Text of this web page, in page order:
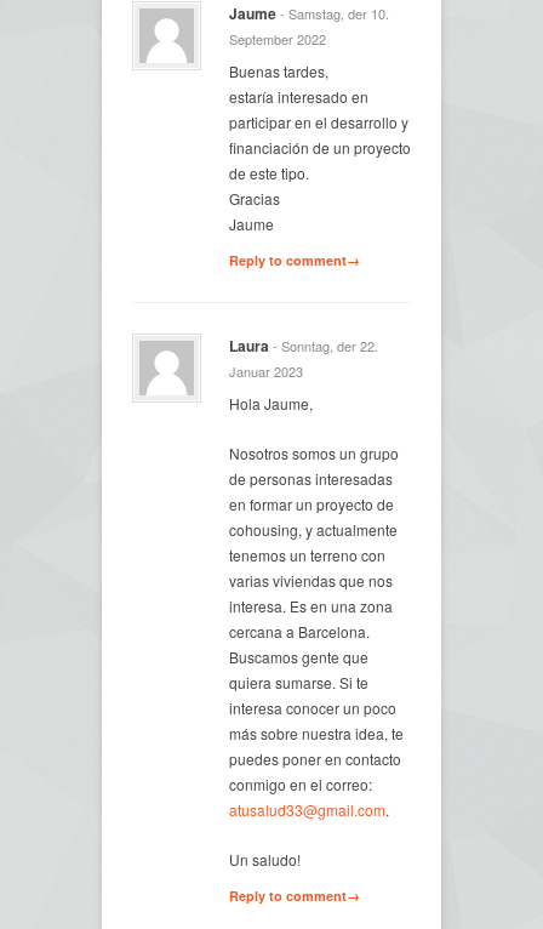
Jaume- Samstag, der 10.
September 2022
Buenas tardes,
estaría interesado en
participar en el desarrollo y
financiación de un proyecto
de este tipo.
Gracias
Jaume
Reply to comment→
Laura- Sonntag, der 22.
Januar 2023
Hola Jaume,
Nosotros somos un grupo
de personas interesadas
en formar un proyecto de
cohousing, y actualmente
tenemos un terreno con
varias viviendas que nos
interesa. Es en una zona
cercana a Barcelona.
Buscamos gente que
quiera sumarse. Si te
interesa conocer un poco
más sobre nuestra idea, te
puedes poner en contacto
conmigo en el correo:
atusalud33@gmail.com.
Un saludo!
Reply to comment→